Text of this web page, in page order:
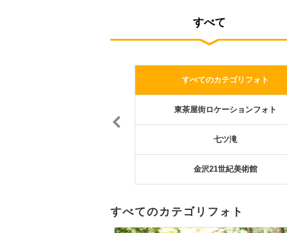
すべて
すべてのカテゴリフォト
東茶屋街ロケーションフォト
七ツ滝
金沢21世紀美術館
すべてのカテゴリフォト